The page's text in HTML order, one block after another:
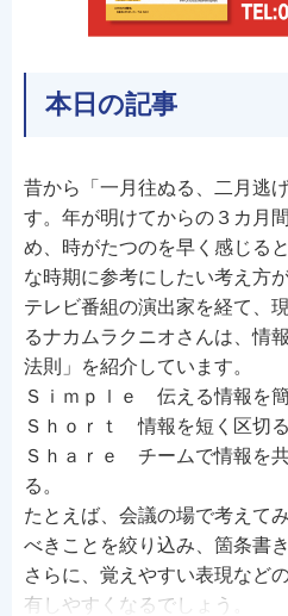
本日の記事
昔から「一月往ぬる、二月逃
す。年が明けてからの３カ月
め、時がたつのを早く感じる
な時期に参考にしたい考え方
テレビ番組の演出家を経て、
るナカムラクニオさんは、情
法則」を紹介しています。
Ｓｉｍｐｌｅ 伝える情報を簡
Ｓｈｏｒｔ 情報を短く区切る
Ｓｈａｒｅ チームで情報を
る。
たとえば、会議の場で考えて
べきことを絞り込み、箇条書
さらに、覚えやすい表現など
有しやすくなるでしょう。